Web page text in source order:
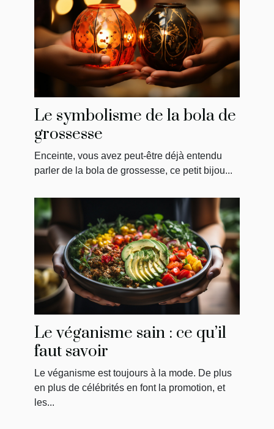
Le symbolisme de la bola de
grossesse
Enceinte, vous avez peut-être déjà entendu
parler de la bola de grossesse, ce petit bijou...
Le véganisme sain : ce qu’il
faut savoir
Le véganisme est toujours à la mode. De plus
en plus de célébrités en font la promotion, et
les...